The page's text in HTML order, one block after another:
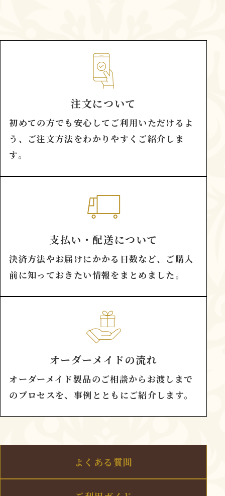
注文について
初めての方でも安心してご利用いただけるよ
う、ご注文方法をわかりやすくご紹介しま
す。
支払い・配送について
決済方法やお届けにかかる日数など、ご購入
前に知っておきたい情報をまとめました。
オーダーメイドの流れ
オーダーメイド製品のご相談からお渡しまで
のプロセスを、事例とともにご紹介します。
よくある質問